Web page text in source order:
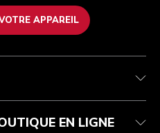
APPAREIL
EN LIGNE